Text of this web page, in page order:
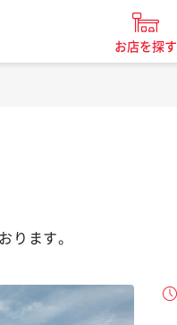
お店を探す
ります。